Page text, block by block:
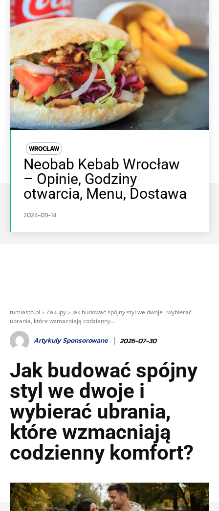
WROCŁAW
Neobab Kebab Wrocław
– Opinie, Godziny
otwarcia, Menu, Dostawa
2024-09-14